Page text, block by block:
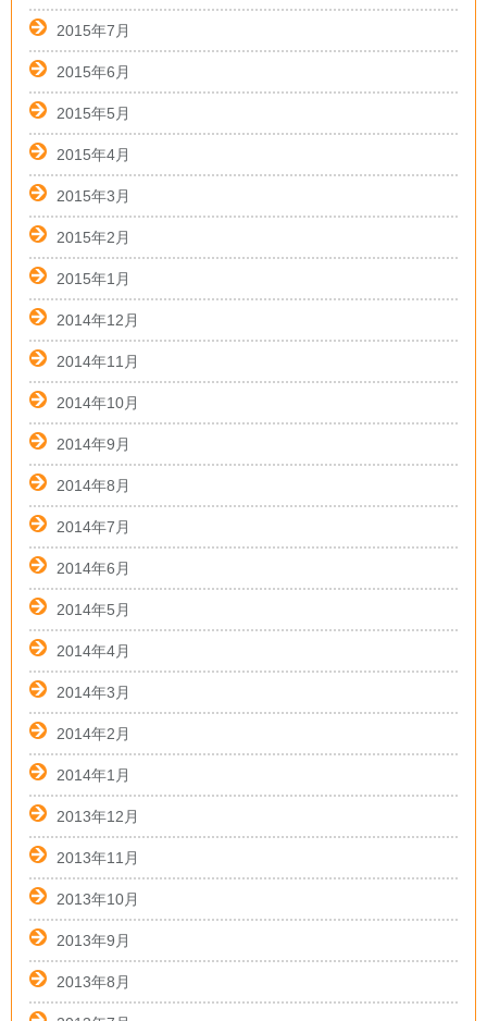
2015年7月
2015年6月
2015年5月
2015年4月
2015年3月
2015年2月
2015年1月
2014年12月
2014年11月
2014年10月
2014年9月
2014年8月
2014年7月
2014年6月
2014年5月
2014年4月
2014年3月
2014年2月
2014年1月
2013年12月
2013年11月
2013年10月
2013年9月
2013年8月